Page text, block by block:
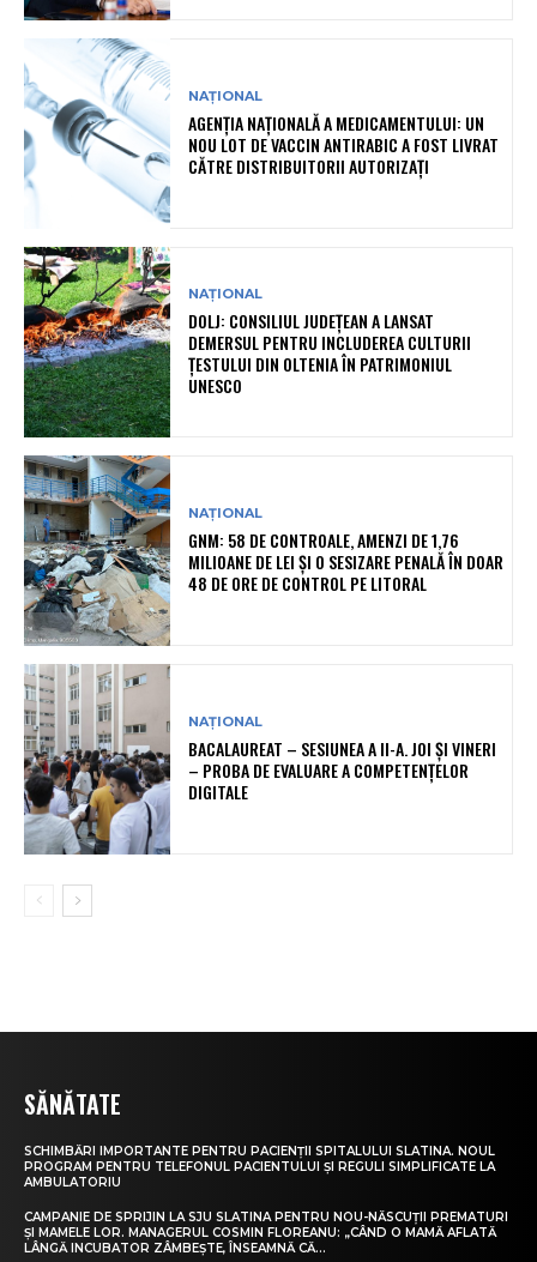
NAȚIONAL
AGENȚIA NAȚIONALĂ A MEDICAMENTULUI: UN
NOU LOT DE VACCIN ANTIRABIC A FOST LIVRAT
CĂTRE DISTRIBUITORII AUTORIZAȚI
NAȚIONAL
DOLJ: CONSILIUL JUDEȚEAN A LANSAT
DEMERSUL PENTRU INCLUDEREA CULTURII
ȚESTULUI DIN OLTENIA ÎN PATRIMONIUL
UNESCO
NAȚIONAL
GNM: 58 DE CONTROALE, AMENZI DE 1,76
MILIOANE DE LEI ȘI O SESIZARE PENALĂ ÎN DOAR
48 DE ORE DE CONTROL PE LITORAL
NAȚIONAL
BACALAUREAT – SESIUNEA A II-A. JOI ȘI VINERI
– PROBA DE EVALUARE A COMPETENȚELOR
DIGITALE
SĂNĂTATE
SCHIMBĂRI IMPORTANTE PENTRU PACIENȚII SPITALULUI SLATINA. NOUL
PROGRAM PENTRU TELEFONUL PACIENTULUI ȘI REGULI SIMPLIFICATE LA
AMBULATORIU
CAMPANIE DE SPRIJIN LA SJU SLATINA PENTRU NOU-NĂSCUȚII PREMATURI
ȘI MAMELE LOR. MANAGERUL COSMIN FLOREANU: „CÂND O MAMĂ AFLATĂ
LÂNGĂ INCUBATOR ZÂMBEȘTE, ÎNSEAMNĂ CĂ...